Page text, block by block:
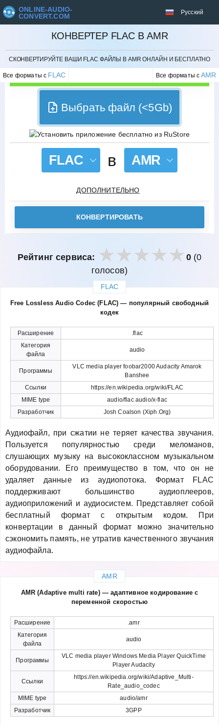
ONLINE-AUDIO-
CONVERT.COM
Русский
КОНВЕРТЕР FLAC В AMR
СКОНВЕРТИРУЙТЕ ВАШИ FLAC ФАЙЛЫ В AMR ОНЛАЙН И БЕСПЛАТНО
Все форматы с FLAC Все форматы сAMR
ОТМЕНИТЬ
Выбрать файл (<5Gb)
FLAC в AMR
ДОПОЛНИТЕЛЬНО
КОНВЕРТИРОВАТЬ
Рейтинг сервиса: 0(0
голосов)
FLAC
Free Lossless Audio Codec (FLAC) — популярный свободный
кодек
Расширение
.flac
Категория
файла
audio
Программы
VLC media player foobar2000 Audacity Amarok
Banshee
Ссылки
https://en.wikipedia.org/wiki/FLAC
MIME type
audio/flac audio/x-flac
Разработчик
Josh Coalson (Xiph.Org)
Аудиофайл, при сжатии не теряет качества звучания.
Пользуется популярностью среди меломанов,
слушающих музыку на высококлассном музыкальном
оборудовании. Его преимущество в том, что он не
удаляет данные из аудиопотока. Формат FLAC
поддерживают большинство аудиоплееров,
аудиоприложений и аудиосистем. Представляет собой
бесплатный формат с открытым кодом. При
конвертации в данный формат можно значительно
сэкономить память, не утратив качественного звучания
аудиофайла.
AMR
AMR (Adaptive multi rate) — адаптивное кодирование с
переменной скоростью
Расширение
.amr
Категория
файла
audio
Программы
VLC media player Windows Media Player QuickTime
Player Audacity
Ссылки
https://en.wikipedia.org/wiki/Adaptive_Multi-
Rate_audio_codec
MIME type
audio/amr
Разработчик
3GPP